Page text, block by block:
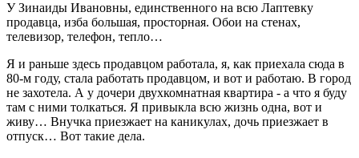
У Зинаиды Ивановны, единственного на всю Лаптевку
продавца, изба большая, просторная. Обои на стенах,
телевизор, телефон, тепло…
Я и раньше здесь продавцом работала, я, как приехала сюда в
80-м году, стала работать продавцом, и вот и работаю. В город
не захотела. А у дочери двухкомнатная квартира - а что я буду
там с ними толкаться. Я привыкла всю жизнь одна, вот и
живу… Внучка приезжает на каникулах, дочь приезжает в
отпуск… Вот такие дела.